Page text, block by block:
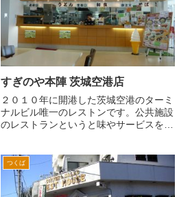
すぎのや本陣 茨城空港店
２０１０年に開港した茨城空港のターミ
ナルビル唯一のレストンです。公共施設
のレストランというと味やサービスを期
空港は和食レストランチェーンのすぎの
や本陣さんが、オペレーシ...
つくば